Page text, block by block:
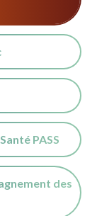
PASS
des